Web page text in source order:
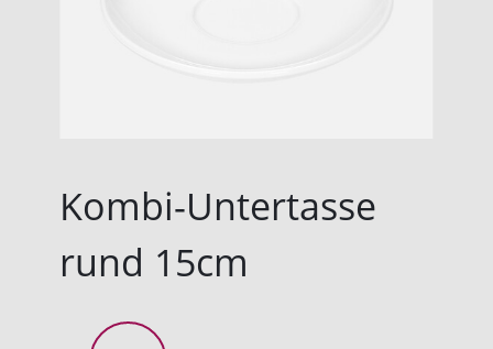
Kombi-Untertasse
rund 15cm